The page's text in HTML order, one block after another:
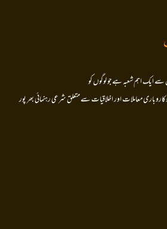
سے ایک اہم شعبہ ہے جو لوگوں کو
معاملات اور اخلاقیات سے متعلق شرعی رہنمائی بھر پور